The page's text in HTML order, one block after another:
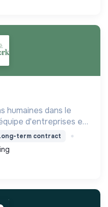
humaines dans le
d'entreprises en
fort impact humain
term contract